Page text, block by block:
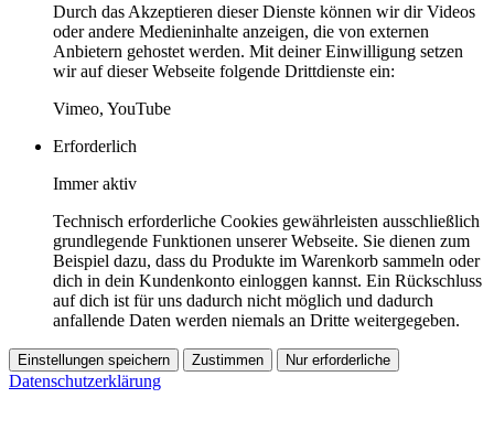
Durch das Akzeptieren dieser Dienste können wir dir Videos
oder andere Medieninhalte anzeigen, die von externen
Anbietern gehostet werden. Mit deiner Einwilligung setzen
wir auf dieser Webseite folgende Drittdienste ein:
Vimeo, YouTube
Erforderlich
Immer aktiv
Technisch erforderliche Cookies gewährleisten ausschließlich
grundlegende Funktionen unserer Webseite. Sie dienen zum
Beispiel dazu, dass du Produkte im Warenkorb sammeln oder
dich in dein Kundenkonto einloggen kannst. Ein Rückschluss
auf dich ist für uns dadurch nicht möglich und dadurch
anfallende Daten werden niemals an Dritte weitergegeben.
Einstellungen speichern Zustimmen Nur erforderliche
Datenschutzerklärung